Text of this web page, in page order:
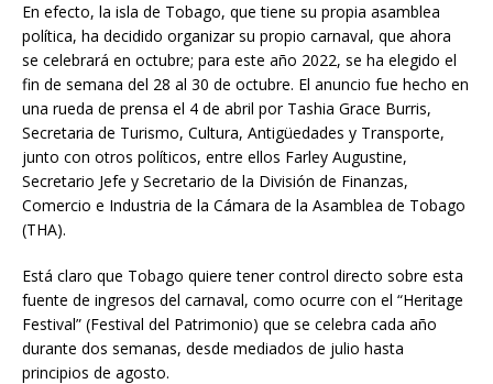
En efecto, la isla de Tobago, que tiene su propia asamblea
política, ha decidido organizar su propio carnaval, que ahora
se celebrará en octubre; para este año 2022, se ha elegido el
fin de semana del 28 al 30 de octubre. El anuncio fue hecho en
una rueda de prensa el 4 de abril por Tashia Grace Burris,
Secretaria de Turismo, Cultura, Antigüedades y Transporte,
junto con otros políticos, entre ellos Farley Augustine,
Secretario Jefe y Secretario de la División de Finanzas,
Comercio e Industria de la Cámara de la Asamblea de Tobago
(THA).
Está claro que Tobago quiere tener control directo sobre esta
fuente de ingresos del carnaval, como ocurre con el “Heritage
Festival” (Festival del Patrimonio) que se celebra cada año
durante dos semanas, desde mediados de julio hasta
principios de agosto.